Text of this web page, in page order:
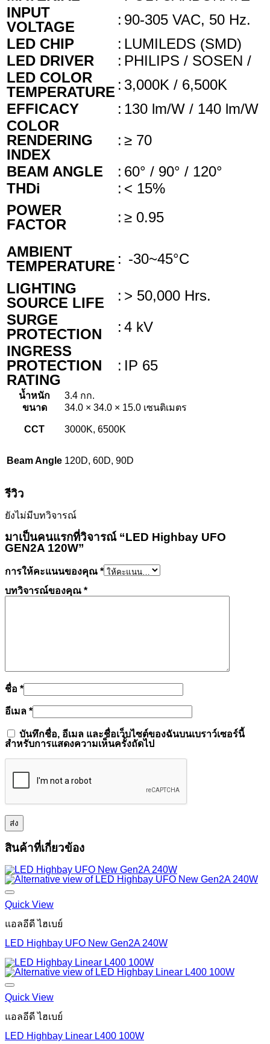
INPUT
VOLTAGE
: 90-305 VAC, 50 Hz.
LED CHIP
: LUMILEDS (SMD)
LED DRIVER
: PHILIPS / SOSEN /
LED COLOR
TEMPERATURE : 3,000K / 6,500K
EFFICACY
: 130 lm/W / 140 lm/W
COLOR
RENDERING
INDEX
: ≥ 70
BEAM ANGLE
: 60° / 90° / 120°
THDi
: < 15%
POWER
FACTOR
: ≥ 0.95
AMBIENT
TEMPERATURE : -30~45°C
LIGHTING
SOURCE LIFE
: > 50,000 Hrs.
SURGE
PROTECTION
: 4 kV
INGRESS
PROTECTION
RATING
: IP 65
น้ำหนัก
3.4 กก.
ขนาด
34.0 × 34.0 × 15.0 เซนติเมตร
CCT 3000K, 6500K
Beam Angle 120D, 60D, 90D
รีวิว
ยังไม่มีบทวิจารณ์
มาเป็นคนแรกที่วิจารณ์ “LED Highbay UFO
GEN2A 120W”
การให้คะแนนของคุณ *
บทวิจารณ์ของคุณ *
ชื่อ *
อีเมล *
บันทึกชื่อ, อีเมล และชื่อเว็บไซต์ของฉันบนเบราว์เซอร์นี้
สำหรับการแสดงความเห็นครั้งถัดไป
สินค้าที่เกี่ยวข้อง
Quick View
แอลอีดี ไฮเบย์
LED Highbay UFO New Gen2A 240W
Quick View
แอลอีดี ไฮเบย์
LED Highbay Linear L400 100W